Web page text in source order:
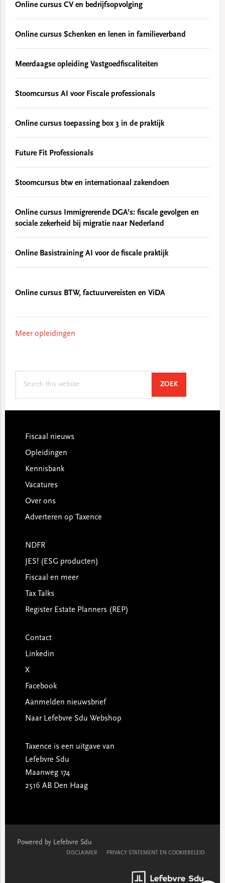
Online cursus CV en bedrijfsopvolging
Online cursus Schenken en lenen in familieverband
Meerdaagse opleiding Vastgoedfiscaliteiten
Stoomcursus AI voor Fiscale professionals
Online cursus toepassing box 3 in de praktijk
Future Fit Professionals
Stoomcursus btw en internationaal zakendoen
Online cursus Immigrerende DGA’s: fiscale gevolgen en
sociale zekerheid bij migratie naar Nederland
Online Basistraining AI voor de fiscale praktijk
Online cursus BTW, factuurvereisten en ViDA
Meer opleidingen
ZOEKSEARCH
Footer
Fiscaal nieuws
Opleidingen
Kennisbank
Vacatures
Over ons
Adverteren op Taxence
NDFR
JES! (ESG producten)
Fiscaal en meer
Tax Talks
Register Estate Planners (REP)
Contact
Linkedin
X
Facebook
Aanmelden nieuwsbrief
Naar Lefebvre Sdu Webshop
Taxence is een uitgave van
Lefebvre Sdu
Maanweg 174
2516 AB Den Haag
Powered by Lefebvre Sdu
DISCLAIMER PRIVACY STATEMENT EN COOKIEBELEID